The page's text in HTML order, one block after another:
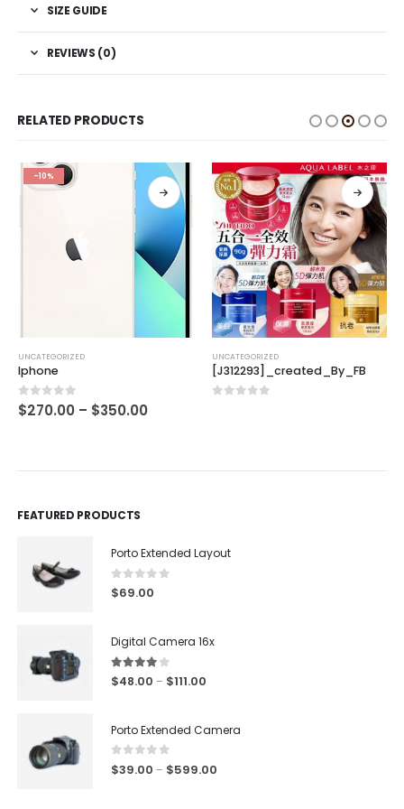
SIZE GUIDE
REVIEWS (0)
RELATED PRODUCTS
-10%
UNCATEGORIZED
Iphone
0out of 5
$270.00 – $350.00
UNCATEGORIZED
[J312293]_created_By_FB
FEATURED PRODUCTS
Porto Extended Layout
0out of 5
$69.00
Digital Camera 16x
4.00out of 5
$48.00 – $111.00
Porto Extended Camera
0 out of 5
$39.00 – $599.00